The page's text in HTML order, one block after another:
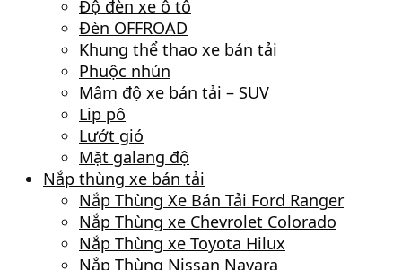
Độ đèn xe ô tô
Đèn OFFROAD
Khung thể thao xe bán tải
Phuộc nhún
Mâm độ xe bán tải – SUV
Lip pô
Lướt gió
Mặt galang độ
Nắp thùng xe bán tải
Nắp Thùng Xe Bán Tải Ford Ranger
Nắp Thùng xe Chevrolet Colorado
Nắp Thùng xe Toyota Hilux
Nắp Thùng Nissan Navara